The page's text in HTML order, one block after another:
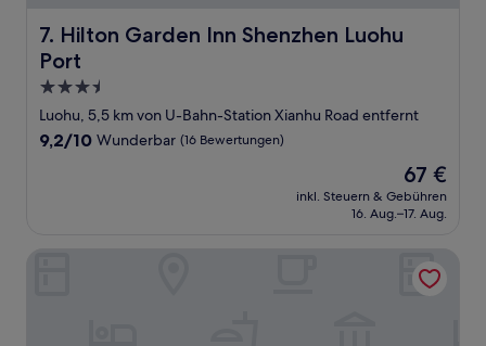
7. Hilton Garden Inn Shenzhen Luohu
Port
Hilton Garden Inn Shenzhen Luohu Port
3.5-
Sterne-
Unterkunft
Luohu, 5,5 km von U-Bahn-Station Xianhu Road entfernt
9.2
9,2/10 Wunderbar (16 Bewertungen)
Der
Preis
beträgt
67 €
inkl. Steuern & Gebühren
16. Aug.–17. Aug.